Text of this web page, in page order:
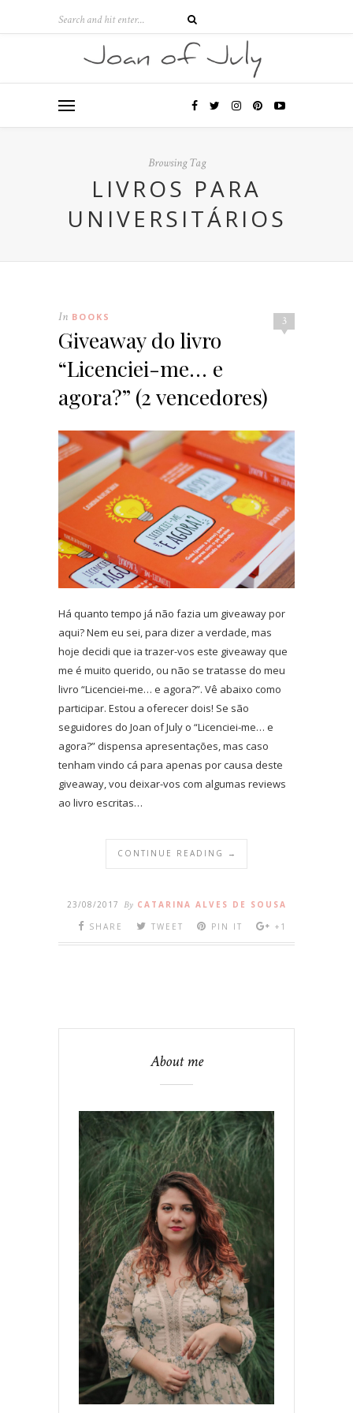
Browsing Tag
LIVROS PARA
UNIVERSITÁRIOS
3
In BOOKS
Giveaway do livro
“Licenciei-me… e
agora?” (2 vencedores)
Há quanto tempo já não fazia um giveaway por
aqui? Nem eu sei, para dizer a verdade, mas
hoje decidi que ia trazer-vos este giveaway que
me é muito querido, ou não se tratasse do meu
livro “Licenciei-me… e agora?”. Vê abaixo como
participar. Estou a oferecer dois! Se são
seguidores do Joan of July o “Licenciei-me… e
agora?” dispensa apresentações, mas caso
tenham vindo cá para apenas por causa deste
giveaway, vou deixar-vos com algumas reviews
ao livro escritas…
CONTINUE READING →
23/08/2017 By CATARINA ALVES DE SOUSA
SHARE
TWEET PIN IT +1
About me